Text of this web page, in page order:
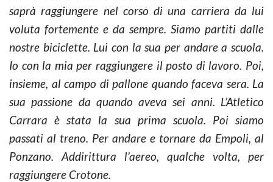
saprà raggiungere nel corso di una carriera da lui
voluta fortemente e da sempre. Siamo partiti dalle
nostre biciclette. Lui con la sua per andare a scuola.
Io con la mia per raggiungere il posto di lavoro. Poi,
insieme, al campo di pallone quando faceva sera. La
sua passione da quando aveva sei anni. L’Atletico
Carrara è stata la sua prima scuola. Poi siamo
passati al treno. Per andare e tornare da Empoli, al
Ponzano. Addirittura l’aereo, qualche volta, per
raggiungere Crotone.